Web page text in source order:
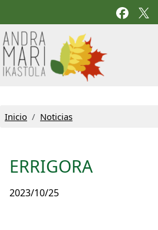
Pasar al contenido principal
Inicio Noticias
ERRIGORA
2023/10/25